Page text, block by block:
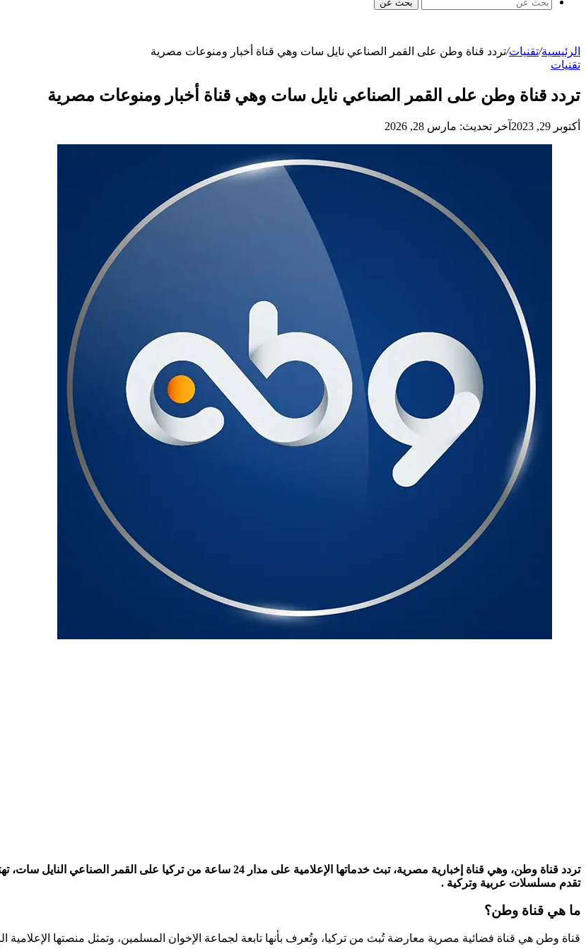
بحث عن
الرئيسية/تقنيات/تردد قناة وطن على القمر الصناعي نايل سات وهي قناة أخبار ومنوعات مصرية
تقنيات
تردد قناة وطن على القمر الصناعي نايل سات وهي قناة أخبار ومنوعات مصرية
أكتوبر 29, 2023 آخر تحديث: مارس 28, 2026
تردد قناة وطن، وهي قناة إخبارية مصرية، تبث خدماتها الإعلامية على مدار
تقدم مسلسلات عربية وتركية .
ما هي قناة وطن؟
قناة وطن هي قناة فضائية مصرية معارضة تُبث من تركيا، وتُعرف بأنها تابعة لجماعة الإخوان المسلمين، وتمثل منصتها الإعلامية